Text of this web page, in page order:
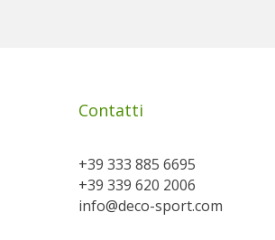
Contatti
+39 333 885 6695
+39 339 620 2006
info@deco-sport.com